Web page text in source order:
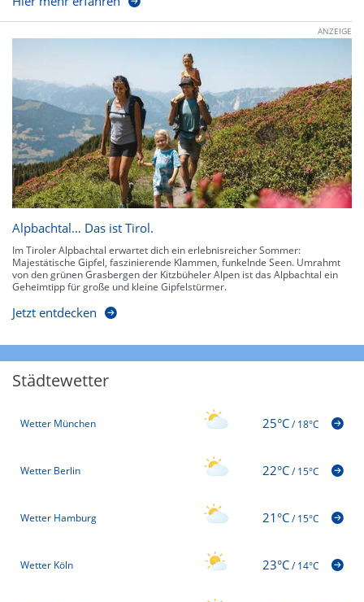
ANZEIGE
Alpbachtal… Das ist Tirol.
Im Tiroler Alpbachtal erwartet dich ein erlebnisreicher Sommer:
Majestätische Gipfel, faszinierende Klammen, funkelnde Seen. Umrahmt
von den grünen Grasbergen der Kitzbüheler Alpen ist das Alpbachtal ein
Geheimtipp für große und kleine Gipfelstürmer.
Jetzt entdecken
Städtewetter
Wetter München 25°C/18°C
Wetter Berlin 22°C/15°C
Wetter Hamburg 21°C/15°C
Wetter Köln 23°C/14°C